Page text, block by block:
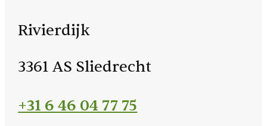
Rivierdijk
3361 AS Sliedrecht
+31 6 46 04 77 75